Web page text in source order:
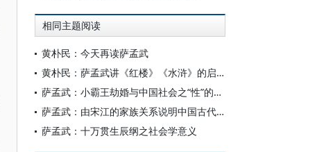
相同主题阅读
黄朴民：今天再读萨孟武
黄朴民：萨孟武讲《红楼》《水浒》的启示
萨孟武：小霸王劫婚与中国社会之“性”的缺点
萨孟武：由宋江的家族关系说明中国古代的政治
萨孟武：十万贯生辰纲之社会学意义